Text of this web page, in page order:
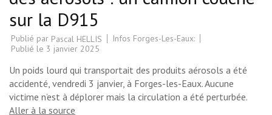
sur la D915
Publié par Pascal HELLIS
Infos Forges-Les-Eaux:
Publié le 3 janvier 2025
Un poids lourd qui transportait des produits aérosols a été
accidenté, vendredi 3 janvier, à Forges-les-Eaux. Aucune
victime n’est à déplorer mais la circulation a été perturbée.
Aller à la source